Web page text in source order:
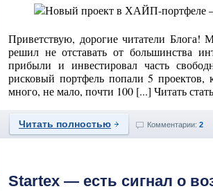
Приветствую, дорогие читатели Блога!
решил не отставать от большинства
прибыли и инвестировал часть
рисковый портфель попали 5
много, не мало, почти 100 [...] Читать
Читать полностью Комментарии: 2
Startex — есть сигнал о